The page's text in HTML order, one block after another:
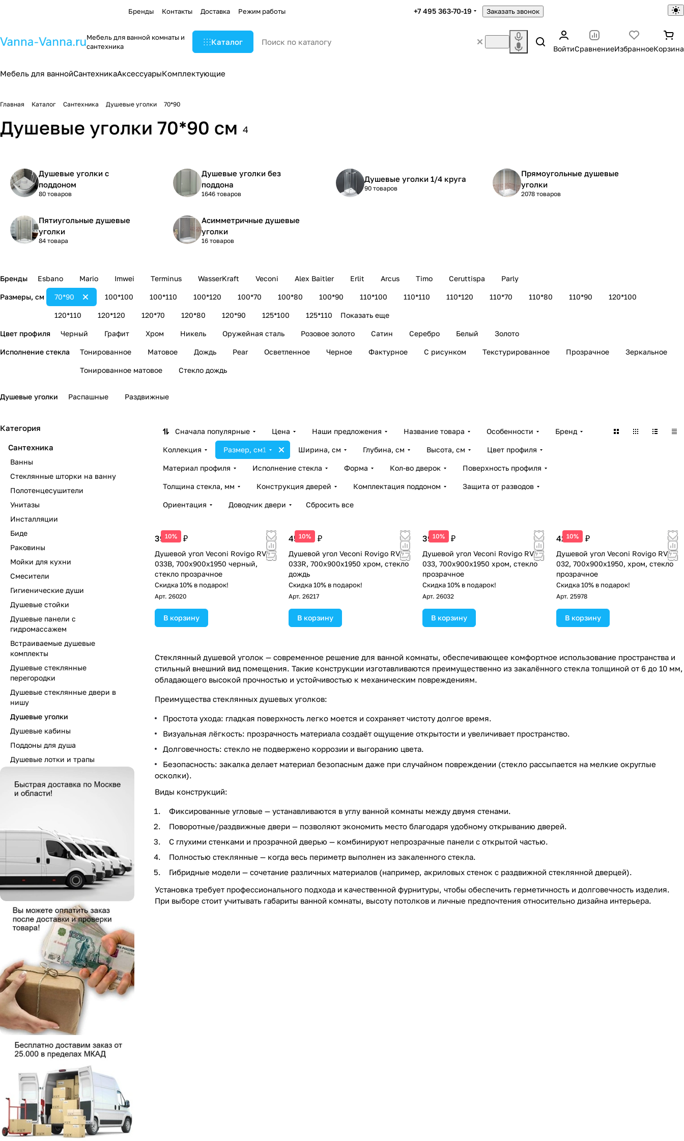
Бренды Контакты Доставка Режим работы +7 495 363-70-19 Заказать звонок
Мебель для ванной комнаты и
сантехника
Каталог
ВойтиСравнениеИзбранноеКорзина
Мебель для ваннойСантехникаАксессуарыКомплектующие
Главная Каталог Сантехника Душевые уголки 70*90
Душевые уголки 70*90 см 4
Душевые уголки с
поддоном
80 товаров
Душевые уголки без
поддона
1646 товаров
Душевые уголки 1/4 круга
90 товаров
Прямоугольные душевые
уголки
2078 товаров
Пятиугольные душевые
уголки
84 товара
Асимметричные душевые
уголки
16 товаров
Бренды Esbano Mario Imwei Terminus WasserKraft Veconi Alex Baitler Erlit Arcus Timo Ceruttispa Parly
Размеры, см 100*100 100*110 100*120 100*70 100*80 100*90 110*100 110*110 110*120 110*70 110*80 110*90 120*100
120*110 120*120 120*70 120*80 120*90 125*100 125*110
70*90
Показать еще
Цвет профиля Черный Графит Хром Никель Оружейная сталь Розовое золото Сатин Серебро Белый Золото
Исполнение стекла Тонированное Матовое Дождь Pear Осветленное Черное Фактурное С рисунком Текстурированное Прозрачное Зеркальное
Тонированное матовое Стекло дождь
Душевые уголки Распашные Раздвижные
Сначала популярные Цена Наши предложения Название товара Особенности Бренд
Коллекция Размер, см1 Ширина, см Глубина, см Высота, см Цвет профиля
Материал профиля Исполнение стекла Форма Кол-во дверок Поверхность профиля
Толщина стекла, мм Конструкция дверей Комплектация поддоном Защита от разводов
Ориентация Доводчик двери Сбросить все
10%
39 819 ₽
Душевой угол Veconi Rovigo RV-
033B, 700х900х1950 черный,
стекло прозрачное
Скидка 10% в подарок!
Арт. 26020
В корзину
10%
45 696 ₽
Душевой угол Veconi Rovigo RV-
033R, 700х900х1950 хром, стекло
дождь
Скидка 10% в подарок!
Арт. 26217
В корзину
10%
39 819 ₽
Душевой угол Veconi Rovigo RV-
033, 700х900х1950 хром, стекло
прозрачное
Скидка 10% в подарок!
Арт. 26032
В корзину
10%
42 638 ₽
Душевой угол Veconi Rovigo RV-
032, 700х900х1950, хром, стекло
прозрачное
Скидка 10% в подарок!
Арт. 25978
В корзину
Стеклянный душевой уголок — современное решение для ванной комнаты, обеспечивающее комфортное использование пространства и
стильный внешний вид помещения. Такие конструкции изготавливаются преимущественно из закалённого стекла толщиной от 6 до 10 мм,
обладающего высокой прочностью и устойчивостью к механическим повреждениям.
Преимущества стеклянных душевых уголков:
Простота ухода: гладкая поверхность легко моется и сохраняет чистоту долгое время.
Визуальная лёгкость: прозрачность материала создаёт ощущение открытости и увеличивает пространство.
Долговечность: стекло не подвержено коррозии и выгоранию цвета.
Безопасность: закалка делает материал безопасным даже при случайном повреждении (стекло рассыпается на мелкие округлые
осколки).
Виды конструкций:
Фиксированные угловые — устанавливаются в углу ванной комнаты между двумя стенами.
Поворотные/раздвижные двери — позволяют экономить место благодаря удобному открыванию дверей.
С глухими стенками и прозрачной дверью — комбинируют непрозрачные панели с открытой частью.
Полностью стеклянные — когда весь периметр выполнен из закаленного стекла.
Гибридные модели — сочетание различных материалов (например, акриловых стенок с раздвижной стеклянной дверцей).
Установка требует профессионального подхода и качественной фурнитуры, чтобы обеспечить герметичность и долговечность изделия.
При выборе стоит учитывать габариты ванной комнаты, высоту потолков и личные предпочтения относительно дизайна интерьера.
Категория
Сантехника
Ванны
Стеклянные шторки на ванну
Полотенцесушители
Унитазы
Инсталляции
Биде
Раковины
Мойки для кухни
Смесители
Гигиенические души
Душевые стойки
Душевые панели с
гидромассажем
Встраиваемые душевые
комплекты
Душевые стеклянные
перегородки
Душевые стеклянные двери в
нишу
Душевые уголки
Душевые кабины
Поддоны для душа
Душевые лотки и трапы